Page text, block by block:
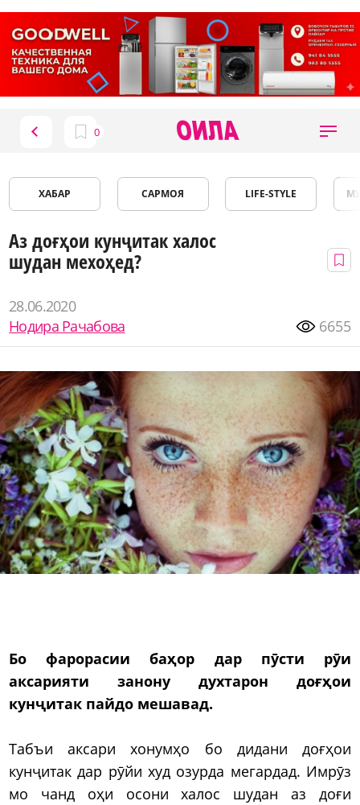
ХАБАР САРМОЯ LIFE-STYLE
Аз доғҳои кунҷитак халос
шудан мехоҳед?
28.06.2020
Нодира Рачабова
6655
Бо фарорасии баҳор дар пӯсти рӯи
аксарияти занону духтарон доғҳои
кунҷитак пайдо мешавад.
Табъи аксари хонумҳо бо дидани доғҳои
кунҷитак дар рӯйи худ озурда мегардад. Имрӯз
мо чанд оҳи осони халос шудан аз доғи